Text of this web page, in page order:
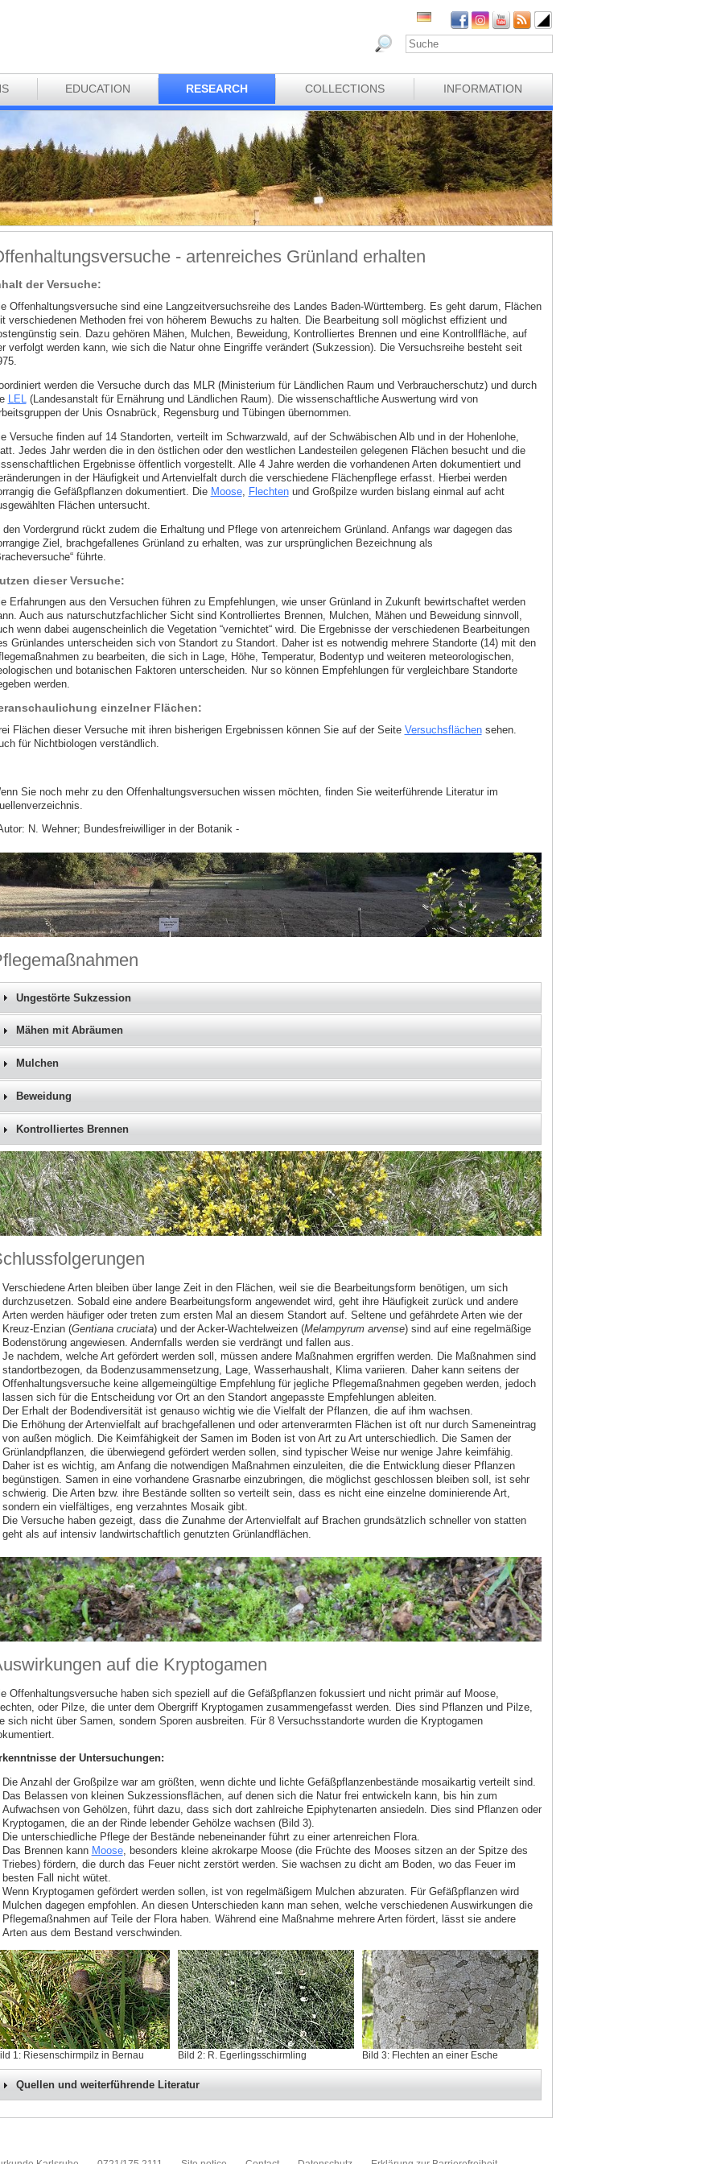
EDUCATION RESEARCH COLLECTIONS INFORMATION
- artenreiches Grünland erhalten
der Versuche:
Offenhaltungsversuche sind eine Langzeitversuchsreihe des Landes Baden-Württemberg. Es geht darum, Flächen
verschiedenen Methoden frei von höherem Bewuchs zu halten. Die Bearbeitung soll möglichst effizient und
sein. Dazu gehören Mähen, Mulchen, Beweidung, Kontrolliertes Brennen und eine Kontrollfläche, auf
verfolgt werden kann, wie sich die Natur ohne Eingriffe verändert (Sukzession). Die Versuchsreihe besteht seit
werden die Versuche durch das MLR (Ministerium für Ländlichen Raum und Verbraucherschutz) und durch
LEL(Landesanstalt für Ernährung und Ländlichen Raum). Die wissenschaftliche Auswertung wird von
der Unis Osnabrück, Regensburg und Tübingen übernommen.
Versuche finden auf 14 Standorten, verteilt im Schwarzwald, auf der Schwäbischen Alb und in der Hohenlohe,
Jedes Jahr werden die in den östlichen oder den westlichen Landesteilen gelegenen Flächen besucht und die
Ergebnisse öffentlich vorgestellt. Alle 4 Jahre werden die vorhandenen Arten dokumentiert und
in der Häufigkeit und Artenvielfalt durch die verschiedene Flächenpflege erfasst. Hierbei werden
die Gefäßpflanzen dokumentiert. Die Moose, Flechtenund Großpilze wurden bislang einmal auf acht
Flächen untersucht.
den Vordergrund rückt zudem die Erhaltung und Pflege von artenreichem Grünland. Anfangs war dagegen das
Ziel, brachgefallenes Grünland zu erhalten, was zur ursprünglichen Bezeichnung als
führte.
dieser Versuche:
Erfahrungen aus den Versuchen führen zu Empfehlungen, wie unser Grünland in Zukunft bewirtschaftet werden
Auch aus naturschutzfachlicher Sicht sind Kontrolliertes Brennen, Mulchen, Mähen und Beweidung sinnvoll,
wenn dabei augenscheinlich die Vegetation “vernichtet“ wird. Die Ergebnisse der verschiedenen Bearbeitungen
Grünlandes unterscheiden sich von Standort zu Standort. Daher ist es notwendig mehrere Standorte (14) mit den
zu bearbeiten, die sich in Lage, Höhe, Temperatur, Bodentyp und weiteren meteorologischen,
und botanischen Faktoren unterscheiden. Nur so können Empfehlungen für vergleichbare Standorte
werden.
einzelner Flächen:
Flächen dieser Versuche mit ihren bisherigen Ergebnissen können Sie auf der Seite Versuchsflächensehen.
für Nichtbiologen verständlich.
Sie noch mehr zu den Offenhaltungsversuchen wissen möchten, finden Sie weiterführende Literatur im
N. Wehner; Bundesfreiwilliger in der Botanik -
Ungestörte Sukzession
Mähen mit Abräumen
Mulchen
Beweidung
Kontrolliertes Brennen
Verschiedene Arten bleiben über lange Zeit in den Flächen, weil sie die Bearbeitungsform benötigen, um sich
durchzusetzen. Sobald eine andere Bearbeitungsform angewendet wird, geht ihre Häufigkeit zurück und andere
Arten werden häufiger oder treten zum ersten Mal an diesem Standort auf. Seltene und gefährdete Arten wie der
Kreuz‑Enzian (Gentiana cruciata) und der Acker-Wachtelweizen (Melampyrum arvense) sind auf eine regelmäßige
Bodenstörung angewiesen. Andernfalls werden sie verdrängt und fallen aus.
Je nachdem, welche Art gefördert werden soll, müssen andere Maßnahmen ergriffen werden. Die Maßnahmen sind
standortbezogen, da Bodenzusammensetzung, Lage, Wasserhaushalt, Klima variieren. Daher kann seitens der
Offenhaltungsversuche keine allgemeingültige Empfehlung für jegliche Pflegemaßnahmen gegeben werden, jedoch
lassen sich für die Entscheidung vor Ort an den Standort angepasste Empfehlungen ableiten.
Der Erhalt der Bodendiversität ist genauso wichtig wie die Vielfalt der Pflanzen, die auf ihm wachsen.
Die Erhöhung der Artenvielfalt auf brachgefallenen und oder artenverarmten Flächen ist oft nur durch Sameneintrag
von außen möglich. Die Keimfähigkeit der Samen im Boden ist von Art zu Art unterschiedlich. Die Samen der
Grünlandpflanzen, die überwiegend gefördert werden sollen, sind typischer Weise nur wenige Jahre keimfähig.
Daher ist es wichtig, am Anfang die notwendigen Maßnahmen einzuleiten, die die Entwicklung dieser Pflanzen
begünstigen. Samen in eine vorhandene Grasnarbe einzubringen, die möglichst geschlossen bleiben soll, ist sehr
schwierig. Die Arten bzw. ihre Bestände sollten so verteilt sein, dass es nicht eine einzelne dominierende Art,
sondern ein vielfältiges, eng verzahntes Mosaik gibt.
Die Versuche haben gezeigt, dass die Zunahme der Artenvielfalt auf Brachen grundsätzlich schneller von statten
geht als auf intensiv landwirtschaftlich genutzten Grünlandflächen.
auf die Kryptogamen
Offenhaltungsversuche haben sich speziell auf die Gefäßpflanzen fokussiert und nicht primär auf Moose,
oder Pilze, die unter dem Obergriff Kryptogamen zusammengefasst werden. Dies sind Pflanzen und Pilze,
sich nicht über Samen, sondern Sporen ausbreiten. Für 8 Versuchsstandorte wurden die Kryptogamen
der Untersuchungen:
Die Anzahl der Großpilze war am größten, wenn dichte und lichte Gefäßpflanzenbestände mosaikartig verteilt sind.
Das Belassen von kleinen Sukzessionsflächen, auf denen sich die Natur frei entwickeln kann, bis hin zum
Aufwachsen von Gehölzen, führt dazu, dass sich dort zahlreiche Epiphytenarten ansiedeln. Dies sind Pflanzen oder
Kryptogamen, die an der Rinde lebender Gehölze wachsen (Bild 3).
Die unterschiedliche Pflege der Bestände nebeneinander führt zu einer artenreichen Flora.
Das Brennen kann Moose, besonders kleine akrokarpe Moose (die Früchte des Mooses sitzen an der Spitze des
Triebes) fördern, die durch das Feuer nicht zerstört werden. Sie wachsen zu dicht am Boden, wo das Feuer im
besten Fall nicht wütet.
Wenn Kryptogamen gefördert werden sollen, ist von regelmäßigem Mulchen abzuraten. Für Gefäßpflanzen wird
Mulchen dagegen empfohlen. An diesen Unterschieden kann man sehen, welche verschiedenen Auswirkungen die
Pflegemaßnahmen auf Teile der Flora haben. Während eine Maßnahme mehrere Arten fördert, lässt sie andere
Arten aus dem Bestand verschwinden.
1: Riesenschirmpilz in Bernau Bild 2: R. Egerlingsschirmling Bild 3: Flechten an einer Esche
Quellen und weiterführende Literatur